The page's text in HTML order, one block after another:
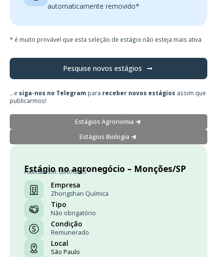
automaticamente removido*
* é muito provável que esta seleção de estágio não esteja mais ativa
Pesquise novos estágios
...e siga-nos no Telegram para receber novos estágios assim que
publicarmos!
Estágios Agronomia
Estágios Biologia
Estágio no agronegócio – Monções/SP
Publicado em: 03/07/2025
Empresa
Zhongshan Química
Tipo
Não obrigatório
Condição
Remunerado
Local
São Paulo